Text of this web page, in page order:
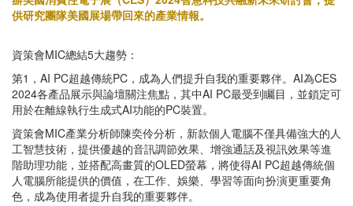
供研究團隊美國展場帶回來的產業情報。
資策會MIC總結5大趨勢：
第1，AI PC超越傳統PC，成為人們提升自我的重要夥伴。AI為CES
2024各產品展示與論壇關注焦點，其中AI PC最受到矚目，並鎖定可
用於在離線執行生成式AI功能的PC裝置。
資策會MIC產業分析師陳奕伶分析，新款個人電腦不僅具備強大的人
工智慧技術，提供優越的音訊調節效果、增強通話及視訊效果等進
階助理功能，並搭配高畫質的OLED螢幕，將使得AI PC超越傳統個
人電腦所能提供的價值，在工作、娛樂、學習等面向扮演更重要角
色，成為使用者提升自我的重要夥伴。